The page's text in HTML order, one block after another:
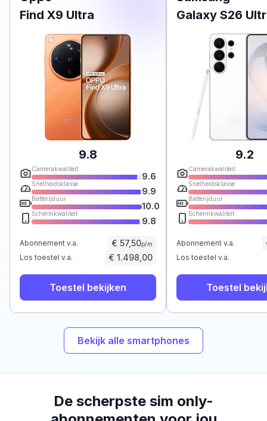
Find X9 Ultra
9.8
Camerakwaliteit
9.6
Snelheidsklasse
9.9
Batterijduur
10.0
Schermkwaliteit
9.8
Abonnement v.a. € 57,50p/m
Los toestel v.a. € 1.498,00
Toestel bekijken
Galaxy S26
9.2
Camerakwaliteit
Snelheidsklasse
Batterijduur
Schermkwaliteit
Abonnement v.a.
Los toestel v.a.
Toestel
Bekijk alle smartphones
De scherpste sim only-